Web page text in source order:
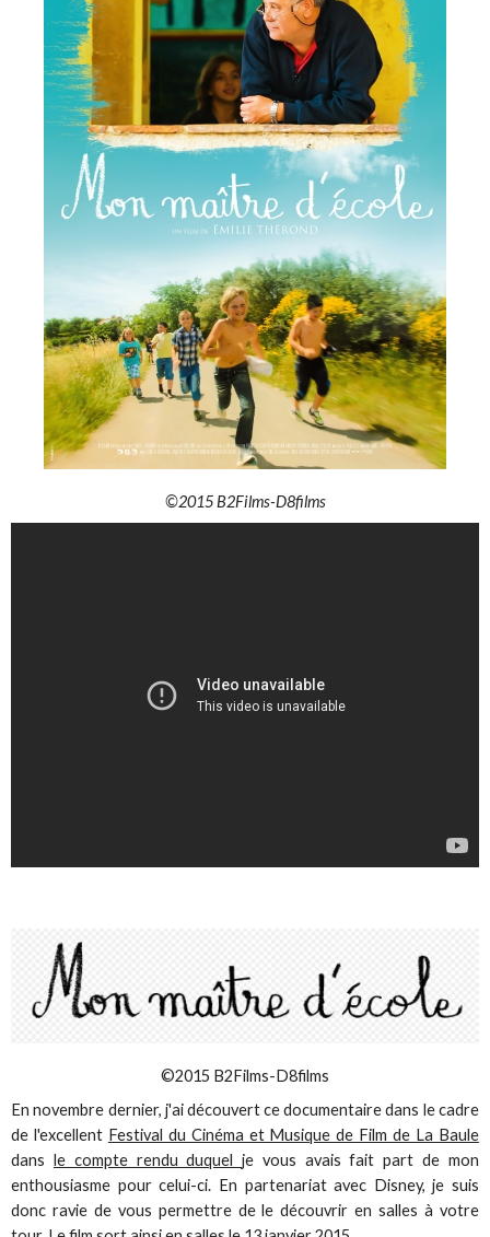
©2015 B2Films-D8films
©2015 B2Films-D8films
En novembre dernier, j'ai découvert ce documentaire dans le cadre
de l'excellent Festival du Cinéma et Musique de Film de La Baule
dans le compte rendu duquelje vous avais fait part de mon
enthousiasme pour celui-ci. En partenariat avec Disney, je suis
donc ravie de vous permettre de le découvrir en salles à votre